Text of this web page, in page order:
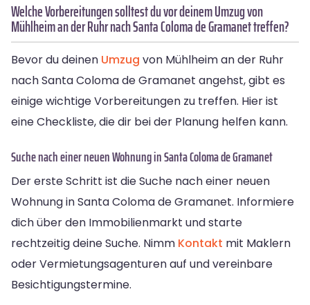
Welche Vorbereitungen solltest du vor deinem Umzug von
Mühlheim an der Ruhr nach Santa Coloma de Gramanet treffen?
Bevor du deinen Umzug von Mühlheim an der Ruhr
nach Santa Coloma de Gramanet angehst, gibt es
einige wichtige Vorbereitungen zu treffen. Hier ist
eine Checkliste, die dir bei der Planung helfen kann.
Suche nach einer neuen Wohnung in Santa Coloma de Gramanet
Der erste Schritt ist die Suche nach einer neuen
Wohnung in Santa Coloma de Gramanet. Informiere
dich über den Immobilienmarkt und starte
rechtzeitig deine Suche. Nimm Kontakt mit Maklern
oder Vermietungsagenturen auf und vereinbare
Besichtigungstermine.